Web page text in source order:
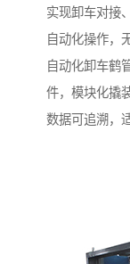
实现卸车对接
自动化操作，
自动化卸车鹤
件，模块化撬
数据可追溯，